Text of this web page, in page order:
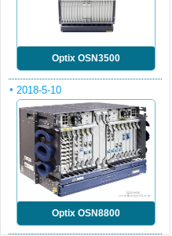
Optix OSN3500
2018-5-10
Optix OSN8800